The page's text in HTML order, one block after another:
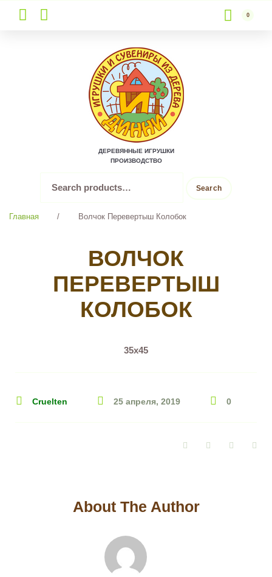
to
content
0
ДЕРЕВЯННЫЕ ИГРУШКИ
ПРОИЗВОДСТВО
for:
Search
Главная / Волчок Перевертыш Колобок
ВОЛЧОК
ПЕРЕВЕРТЫШ
КОЛОБОК
35х45
Cruelten 25 апреля, 2019 0
FacebookTwitter Google+
About The Author